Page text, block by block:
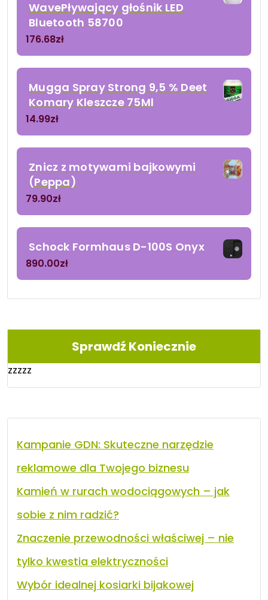
WavePływający głośnik LED
Bluetooth 58700
176.68zł
Mugga Spray Strong 9,5 % Deet
Komary Kleszcze 75Ml
14.99zł
Znicz z motywami bajkowymi
(Peppa)
79.90zł
Schock Formhaus D-100S Onyx
890.00zł
Sprawdź Koniecznie
zzzzz
Kampanie GDN: Skuteczne narzędzie
reklamowe dla Twojego biznesu
Kamień w rurach wodociągowych – jak
sobie z nim radzić?
Znaczenie przewodności właściwej – nie
tylko kwestia elektryczności
Wybór idealnej kosiarki bijakowej